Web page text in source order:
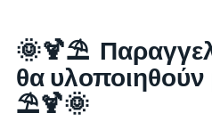
🌞🍹⛱️
θα
⛱️🍹🌞